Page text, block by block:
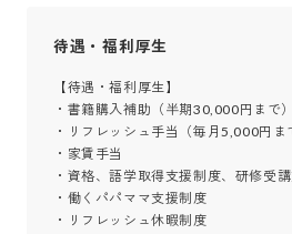
待遇・福利厚生
【待遇・福利厚生】
・書籍購入補助（半期30,000円まで）
・リフレッシュ手当（毎月5,000円ま
・家賃手当
・資格、語学取得支援制度、研修受
・働くパパママ支援制度
・リフレッシュ休暇制度